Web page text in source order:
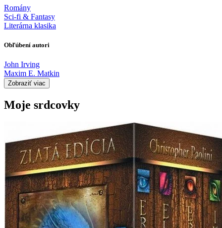
Romány
Sci-fi & Fantasy
Literárna klasika
Obľúbení autori
John Irving
Maxim E. Matkin
Zobraziť viac
Moje srdcovky